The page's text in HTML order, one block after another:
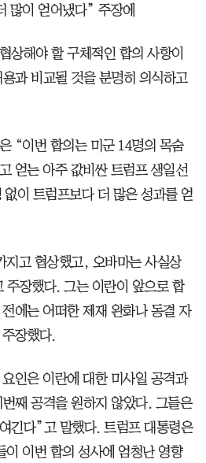
많이 얻어냈다” 주장에
상해야 할 구체적인 합의 사항이
과 비교될 것을 분명히 의식하고
“이번 합의는 미군 14명의 목숨
얻는 아주 값비싼 트럼프 생일선
이 트럼프보다 더 많은 성과를 얻
지고 협상했고, 오바마는 사실상
주장했다. 그는 이란이 앞으로 합
에는 어떠한 제재 완화나 동결 자
장했다.
인은 이란에 대한 미사일 공격과
째 공격을 원하지 않았다. 그들은
긴다”고 말했다. 트럼프 대통령은
이 이번 합의 성사에 엄청난 영향